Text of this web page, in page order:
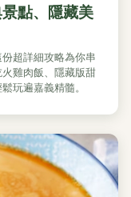
點、隱藏美
超詳細攻略為你串
雞肉飯、隱藏版甜
玩遍嘉義精髓。